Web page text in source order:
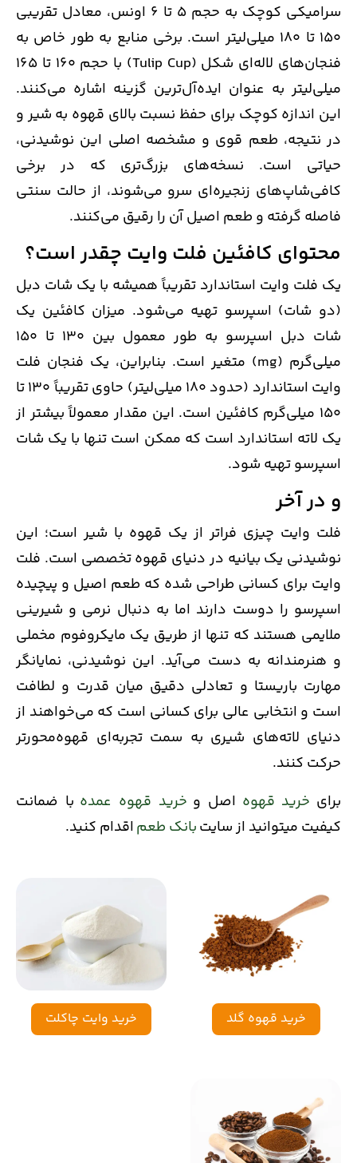
سرامیکی کوچک به حجم 5 تا 6 اونس، معادل تقریبی
150 تا 180 میلی‌لیتر است. برخی منابع به طور خاص به
فنجان‌های لاله‌ای شکل (Tulip Cup) با حجم 160 تا 165
میلی‌لیتر به عنوان ایده‌آل‌ترین گزینه اشاره می‌کنند.
این اندازه کوچک برای حفظ نسبت بالای قهوه به شیر و
در نتیجه، طعم قوی و مشخصه اصلی این نوشیدنی،
حیاتی است. نسخه‌های بزرگ‌تری که در برخی
کافی‌شاپ‌های زنجیره‌ای سرو می‌شوند، از حالت سنتی
فاصله گرفته و طعم اصیل آن را رقیق می‌کنند.
محتوای کافئین فلت وایت چقدر است؟
یک فلت وایت استاندارد تقریباً همیشه با یک شات دبل
(دو شات) اسپرسو تهیه می‌شود. میزان کافئین یک
شات دبل اسپرسو به طور معمول بین 130 تا 150
میلی‌گرم (mg) متغیر است. بنابراین، یک فنجان فلت
وایت استاندارد (حدود 180 میلی‌لیتر) حاوی تقریباً 130 تا
150 میلی‌گرم کافئین است. این مقدار معمولاً بیشتر از
یک لاته استاندارد است که ممکن است تنها با یک شات
اسپرسو تهیه شود.
و در آخر
فلت وایت چیزی فراتر از یک قهوه با شیر است؛ این
نوشیدنی یک بیانیه در دنیای قهوه تخصصی است. فلت
وایت برای کسانی طراحی شده که طعم اصیل و پیچیده
اسپرسو را دوست دارند اما به دنبال نرمی و شیرینی
ملایمی هستند که تنها از طریق یک مایکروفوم مخملی
و هنرمندانه به دست می‌آید. این نوشیدنی، نمایانگر
مهارت باریستا و تعادلی دقیق میان قدرت و لطافت
است و انتخابی عالی برای کسانی است که می‌خواهند از
دنیای لاته‌های شیری به سمت تجربه‌ای قهوه‌محورتر
حرکت کنند.
برای خرید قهوه اصل و خرید قهوه عمده با ضمانت
کیفیت میتوانید از سایتبانک طعماقدام کنید.
خرید قهوه گلد خرید وایت چاکلت